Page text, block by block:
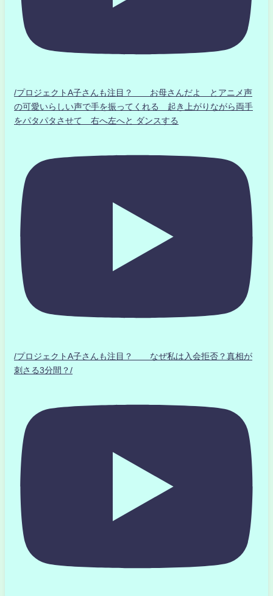
/プロジェクトA子さんも注目？ お母さんだよ とアニメ声
の可愛いらしい声で手を振ってくれる 起き上がりながら両手
をパタパタさせて 右へ左へと ダンスする
/プロジェクトA子さんも注目？ なぜ私は入会拒否？真相が
刺さる3分間？/